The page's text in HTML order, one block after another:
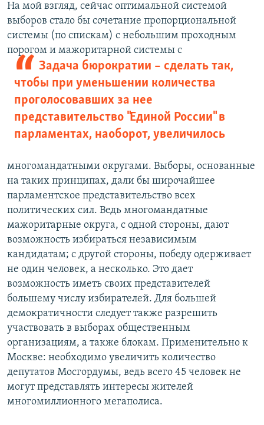
На мой взгляд, сейчас оптимальной системой
выборов стало бы сочетание пропорциональной
системы (по спискам) с небольшим проходным
порогом и
Задача бюрократии – сделать так,
чтобы при уменьшении количества
проголосовавших за нее
представительство "Единой России" в
парламентах, наоборот, увеличилось
мажоритарной системы с
многомандатными округами. Выборы, основанные
на таких принципах, дали бы широчайшее
парламентское представительство всех
политических сил. Ведь многомандатные
мажоритарные округа, с одной стороны, дают
возможность избираться независимым
кандидатам; с другой стороны, победу одерживает
не один человек, а несколько. Это дает
возможность иметь своих представителей
большему числу избирателей. Для большей
демократичности следует также разрешить
участвовать в выборах общественным
организациям, а также блокам. Применительно к
Москве: необходимо увеличить количество
депутатов Мосгордумы, ведь всего 45 человек не
могут представлять интересы жителей
многомиллионного мегаполиса.